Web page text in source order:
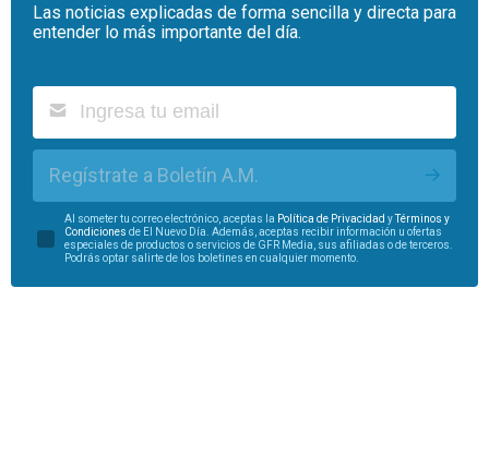
Las noticias explicadas de forma sencilla y directa para
entender lo más importante del día.
Regístrate a Boletín A.M.
Al someter tu correo electrónico, aceptas la Política de Privacidad yTérminos y
Condiciones de El Nuevo Día. Además, aceptas recibir información u ofertas
especiales de productos o servicios de GFR Media, sus afiliadas o de terceros.
Podrás optar salirte de los boletines en cualquier momento.